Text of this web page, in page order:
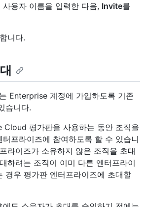
용자 이름을 입력한 다음, Invite를
니다.
Enterprise 계정에 가입하도록 기존
습니다.
평가판을 사용하는 동안 조직을
프라이즈에 참여하도록 할 수 있습니
라이즈가 소유하지 않은 조직을 초대
하려는 조직이 이미 다른 엔터프라이
경우 평가판 엔터프라이즈에 초대할